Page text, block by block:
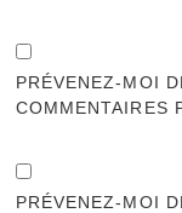
PRÉVENEZ-MOI
COMMENTAIRES
PRÉVENEZ-MOI